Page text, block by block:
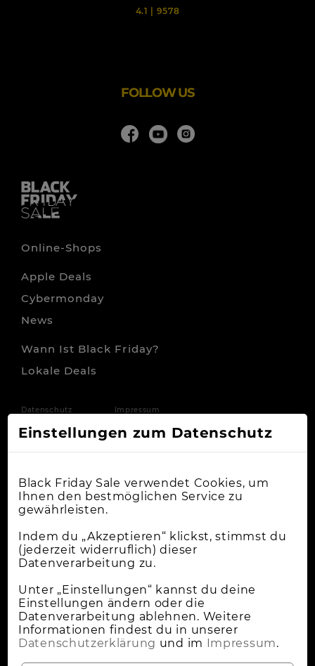
4.1 | 9578
FOLLOW US
Online-Shops
Apple Deals
Cybermonday
News
Wann Ist Black Friday?
Lokale Deals
Datenschutz Impressum
Einstellungen zum Datenschutz
Black Friday Sale verwendet Cookies, um
Ihnen den bestmöglichen Service zu
gewährleisten.
Indem du „Akzeptieren“ klickst, stimmst du
(jederzeit widerruflich) dieser
Datenverarbeitung zu.
Unter „Einstellungen“ kannst du deine
Einstellungen ändern oder die
Datenverarbeitung ablehnen. Weitere
Informationen findest du in unserer
Datenschutzerklärung und im Impressum.